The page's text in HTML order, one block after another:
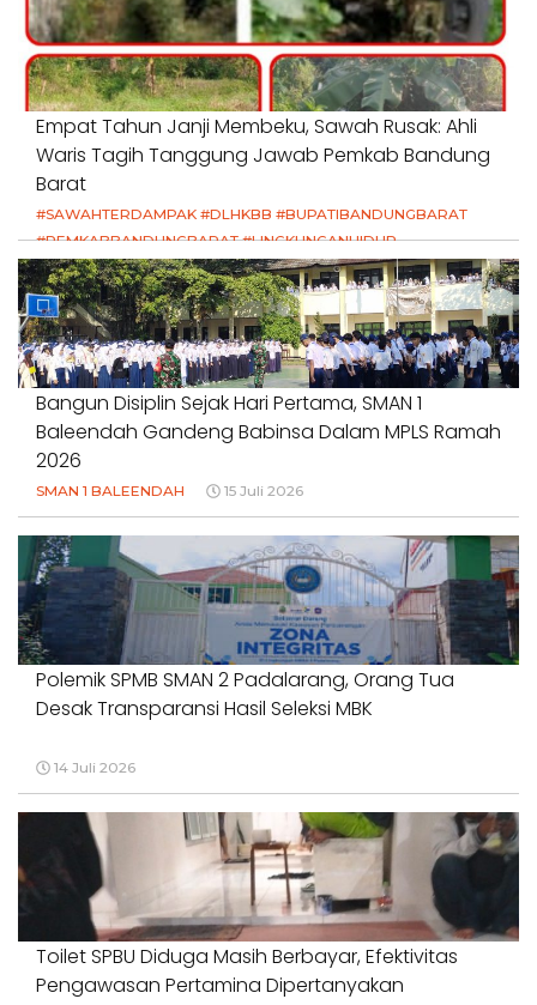
Empat Tahun Janji Membeku, Sawah Rusak: Ahli
Waris Tagih Tanggung Jawab Pemkab Bandung
Barat
#SAWAHTERDAMPAK #DLHKBB #BUPATIBANDUNGBARAT
#PEMKABBANDUNGBARAT #LINGKUNGANHIDUP
#HAKPETANI #KEADILANUNTUKPETANI
#NORMALISASISALURAN #IRIGASIRUSAK
#DUGAANPENCEMARAN #AKUNTABILITASPEMERINTAH
18 Juli 2026
Bangun Disiplin Sejak Hari Pertama, SMAN 1
Baleendah Gandeng Babinsa Dalam MPLS Ramah
2026
SMAN 1 BALEENDAH 15 Juli 2026
Polemik SPMB SMAN 2 Padalarang, Orang Tua
Desak Transparansi Hasil Seleksi MBK
14 Juli 2026
Toilet SPBU Diduga Masih Berbayar, Efektivitas
Pengawasan Pertamina Dipertanyakan